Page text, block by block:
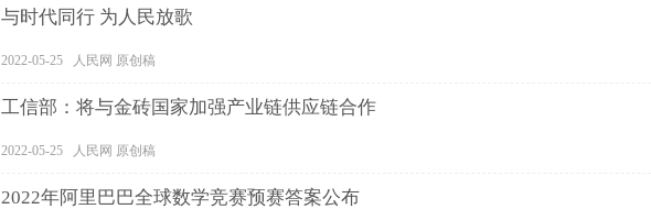
与时代同行 为人民放歌
2022-05-25 人民网 原创稿
工信部：将与金砖国家加强产业链供应链合作
2022-05-25 人民网 原创稿
2022年阿里巴巴全球数学竞赛预赛答案公布